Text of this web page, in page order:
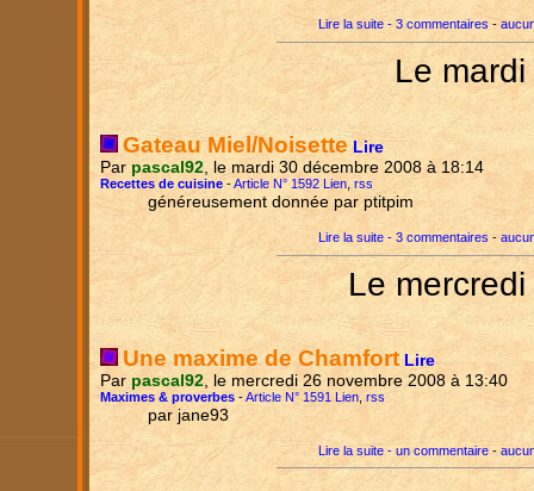
Lire la suite - 3 commentaires -
Le
Gateau Miel/Noisette Lire
Par pascal92 , le mardi 30 décembre 2008 à 18:14
Recettes de cuisine -Article N° 1592 Lien rss
généreusement donnée par ptitpim
Lire la suite - 3 commentaires -
Le
Une maxime de Chamfort Lire
Par pascal92 , le mercredi 26 novembre 2008 à 13:40
Maximes & proverbes -Article N° 1591 Lien rss
par jane93
Lire la suite - un commentaire-